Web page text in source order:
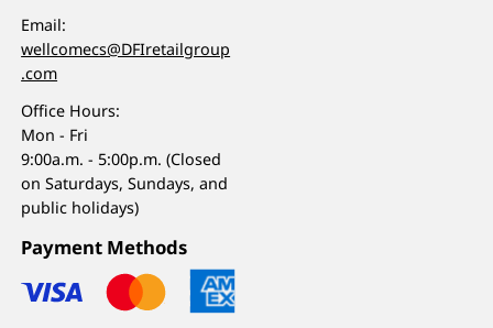
Email:
wellcomecs@DFIretailgroup
.com
Office Hours:
Mon - Fri
9:00a.m. - 5:00p.m. (Closed
on Saturdays, Sundays, and
public holidays)
Payment Methods